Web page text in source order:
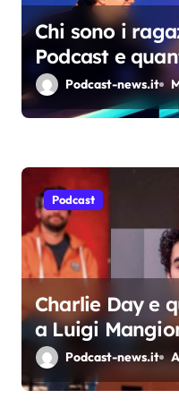
Chi sono i
Podcast e
davvero il
Podcast-news.it
Podcast
Charlie Day e
a Luigi
Tintoria che
Podcast-news.it